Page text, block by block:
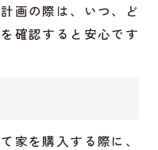
画の際は、いつ、ど
確認すると安心です
家を購入する際に、